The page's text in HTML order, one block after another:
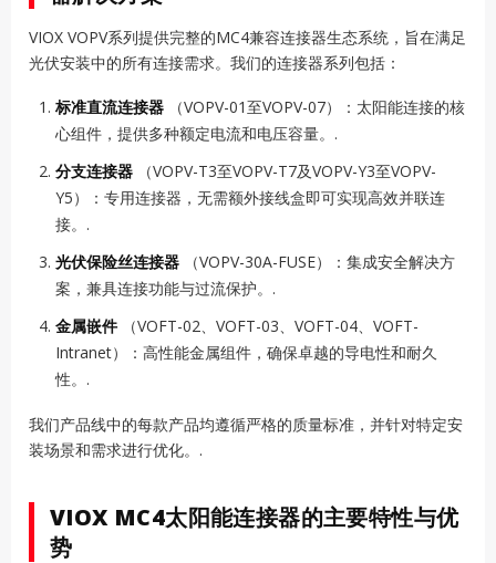
VIOX VOPV系列提供完整的MC4兼容连接器生态系统，旨在满足
光伏安装中的所有连接需求。我们的连接器系列包括：
标准直流连接器 （VOPV-01至VOPV-07）：太阳能连接的核
心组件，提供多种额定电流和电压容量。.
分支连接器 （VOPV-T3至VOPV-T7及VOPV-Y3至VOPV-
Y5）：专用连接器，无需额外接线盒即可实现高效并联连
接。.
光伏保险丝连接器 （VOPV-30A-FUSE）：集成安全解决方
案，兼具连接功能与过流保护。.
金属嵌件 （VOFT-02、VOFT-03、VOFT-04、VOFT-
Intranet）：高性能金属组件，确保卓越的导电性和耐久
性。.
我们产品线中的每款产品均遵循严格的质量标准，并针对特定安
装场景和需求进行优化。.
VIOX MC4太阳能连接器的主要特性与优
势